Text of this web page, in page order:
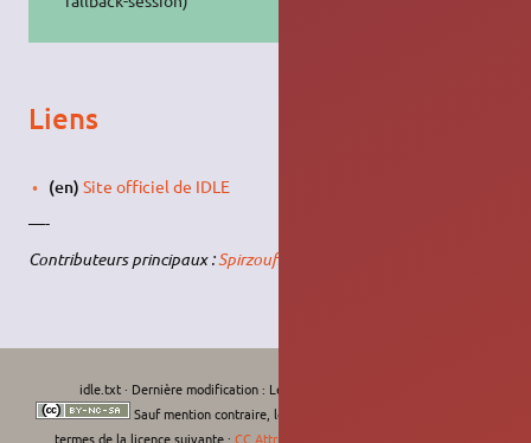
Liens
(en) Site officiel de IDLE
—-
Contributeurs principaux :Spirzouf.
idle.txt· Dernière modification : Le 23/03/2024, 06:06
Sauf mention contraire, le contenu de ce wiki est placé sous les
termes de la licence suivante : CC Attribution-Noncommercial-Share Alike 4.0